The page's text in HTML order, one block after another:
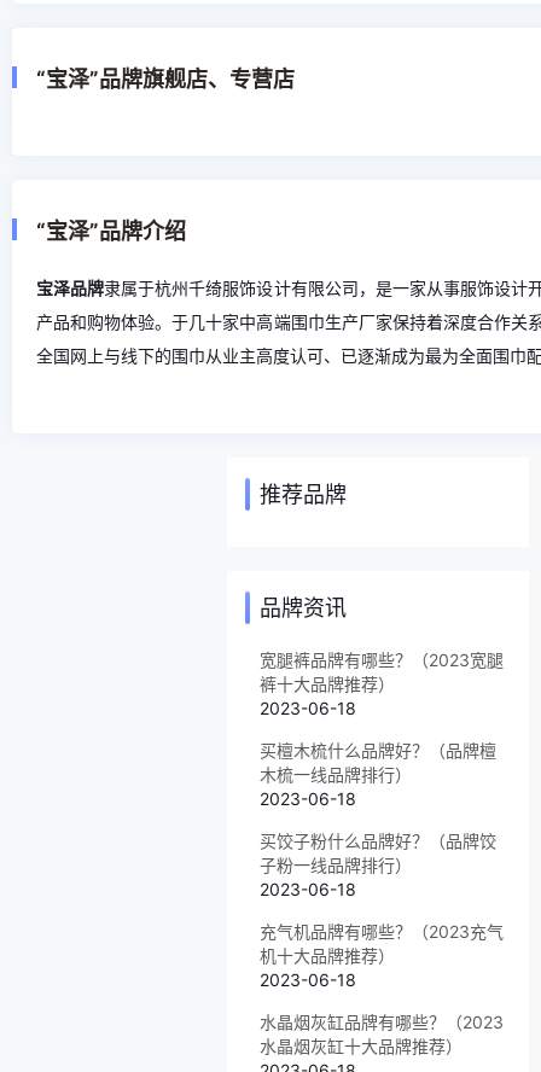
“宝泽”品牌旗舰店、专营店
“宝泽”品牌介绍
宝泽品牌隶属于杭州千绮服饰设计有限公司，是一家从事服饰设
产品和购物体验。于几十家中高端围巾生产厂家保持着深度合作
全国网上与线下的围巾从业主高度认可、已逐渐成为最为全面围巾
推荐品牌
品牌资讯
宽腿裤品牌有哪些？（2023宽腿
裤十大品牌推荐）
2023-06-18
买檀木梳什么品牌好？（品牌檀
木梳一线品牌排行）
2023-06-18
买饺子粉什么品牌好？（品牌饺
子粉一线品牌排行）
2023-06-18
充气机品牌有哪些？（2023充气
机十大品牌推荐）
2023-06-18
水晶烟灰缸品牌有哪些？（2023
水晶烟灰缸十大品牌推荐）